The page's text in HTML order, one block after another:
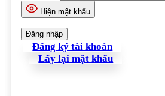
Hiện mật khẩu
Đăng ký tài khoản
Lấy lại mật khẩu